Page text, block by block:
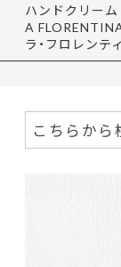
ハンドクリーム
A
ラ・フロレンティ
ーナ 75m…